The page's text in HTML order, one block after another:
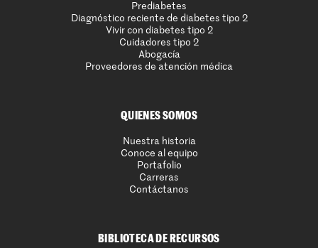
Prediabetes
Diagnóstico reciente de diabetes tipo 2
Vivir con diabetes tipo 2
Cuidadores tipo 2
Abogacía
Proveedores de atención médica
QUIENES SOMOS
Nuestra historia
Conoce al equipo
Portafolio
Carreras
Contáctanos
BIBLIOTECA DE RECURSOS